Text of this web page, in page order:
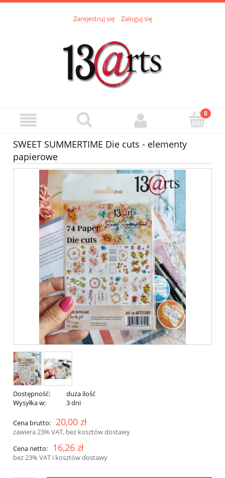
Zarejestruj się Zaloguj się
SWEET SUMMERTIME Die cuts - elementy
papierowe
Dostępność:
duża ilość
Wysyłka w:
3 dni
Cena brutto: 20,00 zł
zawiera 23% VAT, bez kosztów dostawy
Cena netto:
16,26 zł
bez 23% VAT i kosztów dostawy